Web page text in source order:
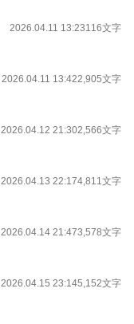
2026.04.11 13:23116文字
2026.04.11 13:422,905文字
2026.04.12 21:302,566文字
2026.04.13 22:174,811文字
2026.04.14 21:473,578文字
2026.04.15 23:145,152文字